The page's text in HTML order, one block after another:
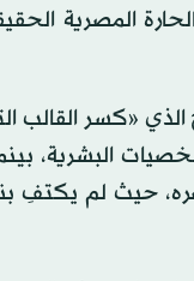
المصرية
«كسر القالب
البشرية،
حيث لم يكتفِ